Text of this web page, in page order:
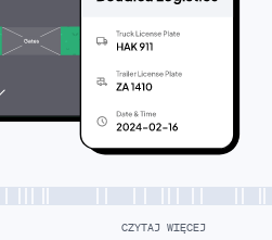
CZYTAJ WIĘCEJ